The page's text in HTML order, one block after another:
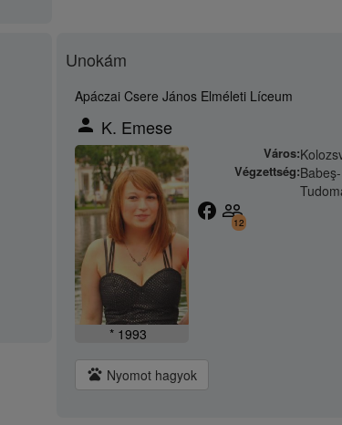
Unokám
Apáczai Csere János Elméleti Líceum
person K. Emese
* 1993
Város:
Végzettség:
facebook people_outline
12
pets Nyomot hagyok